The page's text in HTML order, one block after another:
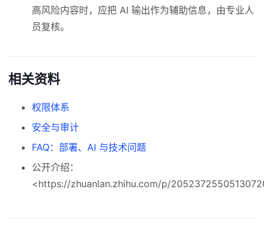
高风险内容时，应把 AI 输出作为辅助信息，由专业人
员复核。
相关资料
权限体系
安全与审计
FAQ：部署、AI 与技术问题
公开介绍：
<https://zhuanlan.zhihu.com/p/